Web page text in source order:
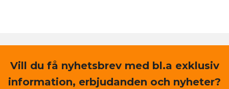
Vill du få nyhetsbrev med bl.a exklusiv
information, erbjudanden och nyheter?